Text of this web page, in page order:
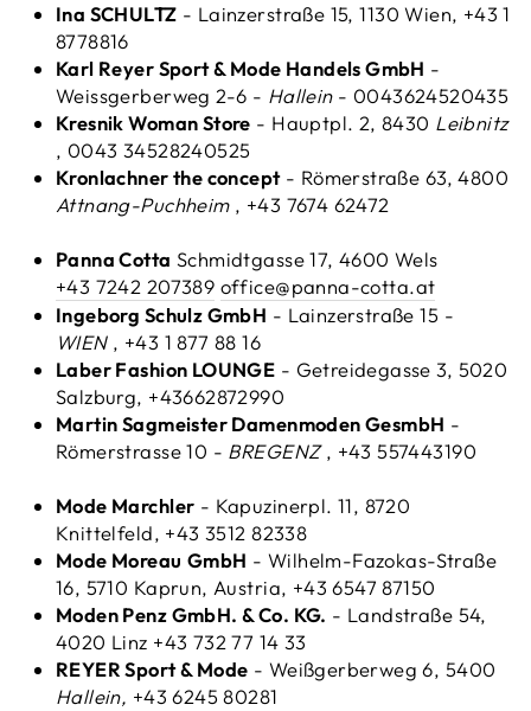
Ina SCHULTZ - Lainzerstraße 15, 1130 Wien, +43 1
8778816
Karl Reyer Sport & Mode Handels GmbH -
Weissgerberweg 2-6 - Hallein- 0043624520435
Kresnik Woman Store - Hauptpl. 2, 8430 Leibnitz
, 0043 34528240525
Kronlachner the concept- Römerstraße 63, 4800
Attnang-Puchheim, +43 7674 62472
Panna Cotta Schmidtgasse 17, 4600 Wels
+43 7242 207389 office@panna-cotta.at
Ingeborg Schulz GmbH - Lainzerstraße 15 -
WIEN, +43 1 877 88 16
Laber Fashion LOUNGE - Getreidegasse 3, 5020
Salzburg, +43662872990
Martin Sagmeister Damenmoden GesmbH -
Römerstrasse 10 - BREGENZ, +43 557443190
Mode Marchler - Kapuzinerpl. 11, 8720
Knittelfeld, +43 3512 82338
Mode Moreau GmbH - Wilhelm-Fazokas-Straße
16, 5710 Kaprun, Austria, +43 6547 87150
Moden Penz GmbH. & Co. KG. - Landstraße 54,
4020 Linz +43 732 77 14 33
REYER Sport & Mode - Weißgerberweg 6, 5400
Hallein, +43 6245 80281